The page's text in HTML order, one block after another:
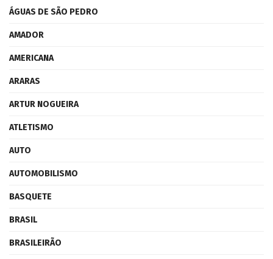
ÁGUAS DE SÃO PEDRO
AMADOR
AMERICANA
ARARAS
ARTUR NOGUEIRA
ATLETISMO
AUTO
AUTOMOBILISMO
BASQUETE
BRASIL
BRASILEIRÃO